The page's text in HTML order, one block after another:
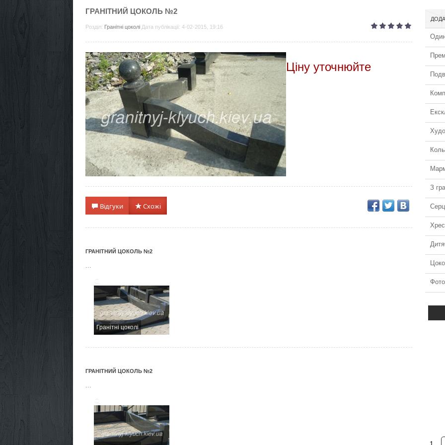
ГРАНІТНИЙ ЦОКОЛЬ №2
Розділ: Гранітні цоколі Дата публікації: 4-02-2015, 19:16
Ціну уточнюйте
Відгуки Схожі
ГРАНІТНИЙ ЦОКОЛЬ №2
...
Гранітні цоколі
ГРАНІТНИЙ ЦОКОЛЬ №2
...
З
Фото
Види надгробків №29
1